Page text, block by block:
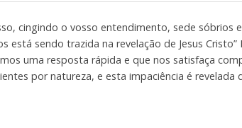
cingindo o vosso entendimento, sede sóbrios
está sendo trazida na revelação de Jesus
uma resposta rápida e que nos satisfaça
por natureza, e esta impaciência é revelada